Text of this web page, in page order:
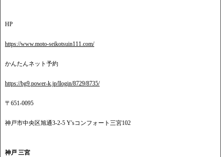
HP
https://www.moto-seikotsuin111.com/
かんたんネット予約
https://bg9.power-k.jp/llogin/8729/8735/
〒651-0095
神戸市中央区旭通3-2-5 Y'sコンフォート三宮102
神戸 三宮